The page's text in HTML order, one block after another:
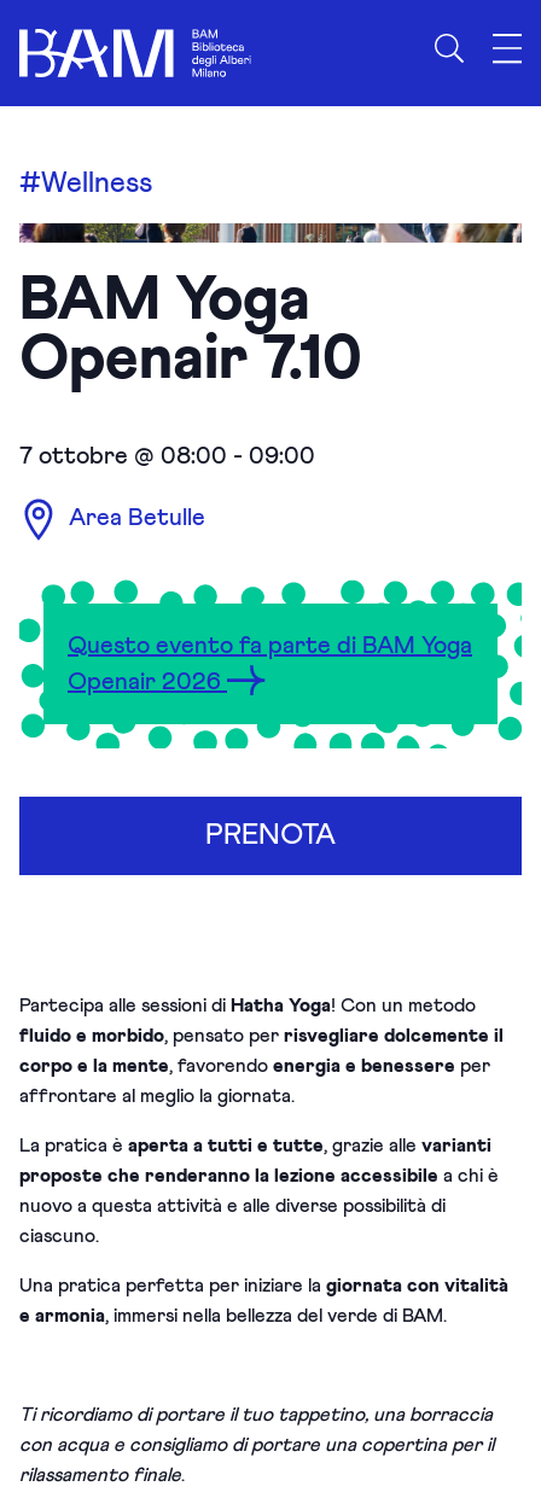
#Wellness
BAM Yoga
Openair 7.10
Partecipa alle sessioni di Hatha Yoga! Con un metodo
fluido e morbido, pensato per risvegliare dolcemente il
corpo e la mente, favorendo energia e benessere per
affrontare al meglio la giornata.
La pratica è aperta a tutti e tutte, grazie alle varianti
proposte che renderanno la lezione accessibile a chi è
nuovo a questa attività e alle diverse possibilità di
ciascuno.
Una pratica perfetta per iniziare la giornata con vitalità
e armonia, immersi nella bellezza del verde di BAM.
Ti ricordiamo di portare il tuo tappetino, una borraccia
con acqua e consigliamo di portare una copertina per il
rilassamento finale.
7 ottobre @ 08:00 - 09:00
Area Betulle
Questo evento fa parte di BAM Yoga
Openair 2026
PRENOTA